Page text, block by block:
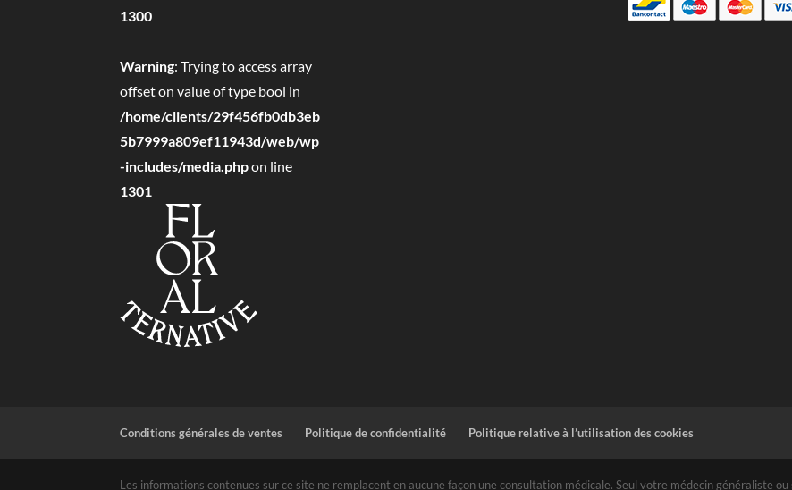
1300
Warning: Trying to access array
offset on value of type bool in
/home/clients/29f456fb0db3eb
5b7999a809ef11943d/web/wp
-includes/media.phpon line
1301
Conditions générales de ventes Politique de confidentialité Politique relative à l’utilisation des cookies
Les informations contenues sur ce site ne remplacent en aucune façon une consultation médicale. Seul votre médecin généraliste